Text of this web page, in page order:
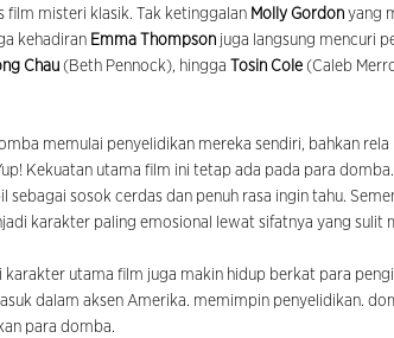
film misteri klasik. Tak ketinggalan Molly Gordon yang
kehadiran Emma Thompson juga langsung mencuri
Chau (Beth Pennock), hingga Tosin Cole (Caleb
memulai penyelidikan mereka sendiri, bahkan
Kekuatan utama film ini tetap ada pada para
sebagai sosok cerdas dan penuh rasa ingin tahu.
karakter paling emosional lewat sifatnya yang sulit
karakter utama film juga makin hidup berkat para
dalam aksen Amerika. memimpin penyelidikan.
para domba.